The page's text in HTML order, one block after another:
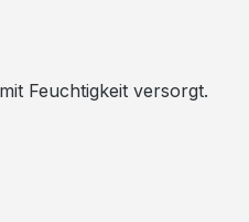
Feuchtigkeit versorgt.